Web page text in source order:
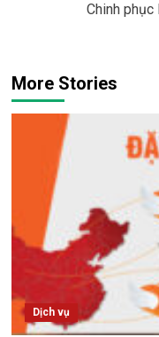
Chinh phục
More Stories
Dịch vụ